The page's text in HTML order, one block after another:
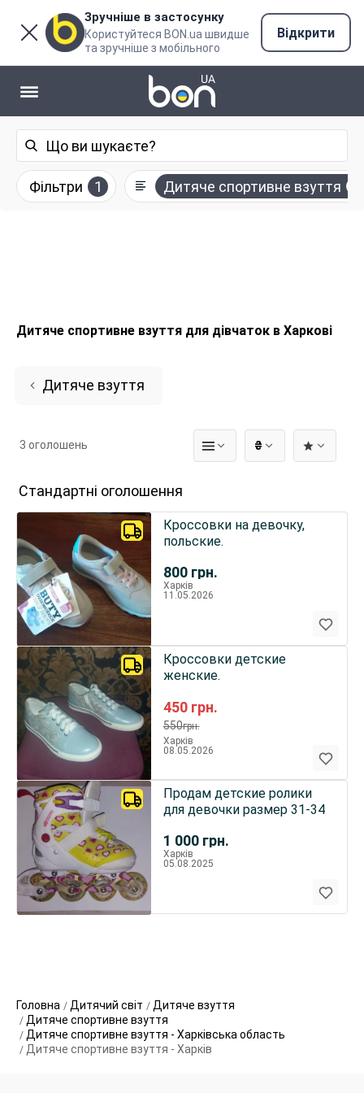
Зручніше в застосунку
Користуйтеся BON.ua швидше
та зручніше з мобільного
Відкрити
Фільтри 1 Дитяче спортивне взуття
Дитяче спортивне взуття для дівчаток в Харкові
Дитяче взуття
₴
3 оголошень
Стандартні оголошення
800 грн.
Кроссовки на девочку,
польские.
Харків
11.05.2026
450 грн.
550грн.
Кроссовки детские
женские.
Харків
08.05.2026
1 000 грн.
Продам детские ролики
для девочки размер 31-34
Харків
05.08.2025
Головна Дитячий світ
Дитяче взуття
Дитяче спортивне взуття
Дитяче спортивне взуття - Харківська область
Дитяче спортивне взуття - Харків